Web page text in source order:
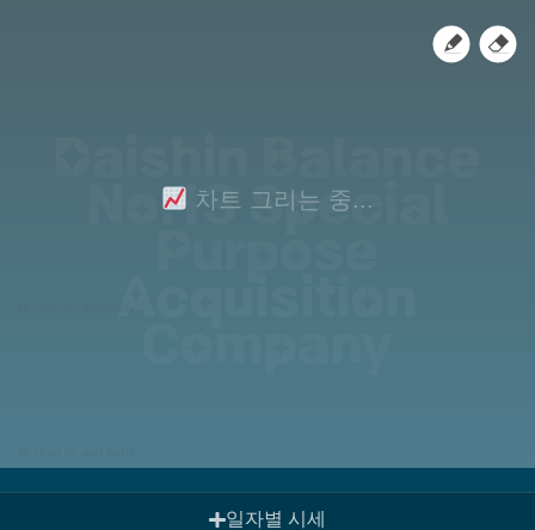
No.13 Special
차트 그리는 중...
일자별 시세